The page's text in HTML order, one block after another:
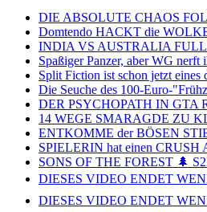
DIE ABSOLUTE CHAOS
Domtendo HACKT die
INDIA VS AUSTRALIA FULL
Spaßiger Panzer, aber WG
Split Fiction ist schon jetzt eines
Die Seuche des 100-Euro-
DER PSYCHOPATH IN GTA
14 WEGE SMARAGDE ZU
ENTKOMME der BÖSEN
SPIELERIN hat einen
SONS OF THE FOREST 🌲
DIESES VIDEO ENDET
DIESES VIDEO ENDET